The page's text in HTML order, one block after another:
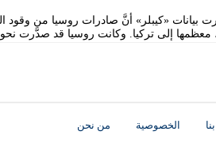
إلى تركيا. وكانت روسيا قد صدَّرت نحو 30 ألف برميل يومياً من هذا الوقود العام الماضي.
الخصوصية من نحن